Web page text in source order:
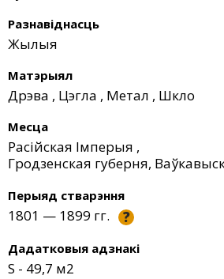
Разнавіднасць
Жылыя
Матэрыял
Дрэва , Цэгла , Метал , Шкло
Месца
Расійская Імперыя ,
Гродзенская губерня,
Перыяд стварэння
1801 — 1899 гг. ?
Дадатковыя адзнакі
S - 49,7 м2